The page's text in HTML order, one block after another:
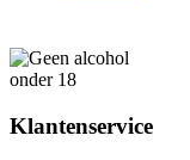
Klantenservice